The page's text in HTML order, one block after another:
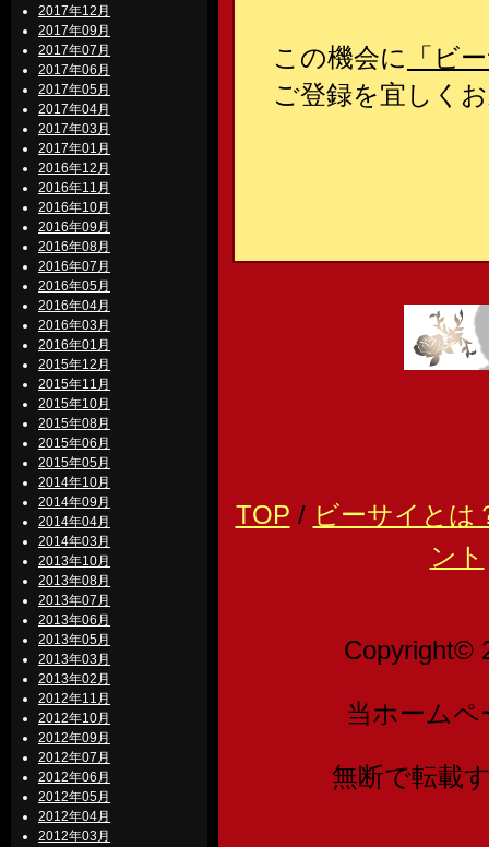
2017年12月
2017年09月
2017年07月
2017年06月
2017年05月
2017年04月
2017年03月
2017年01月
2016年12月
2016年11月
2016年10月
2016年09月
2016年08月
2016年07月
2016年05月
2016年04月
2016年03月
2016年01月
2015年12月
2015年11月
2015年10月
2015年08月
2015年06月
2015年05月
2014年10月
2014年09月
2014年04月
2014年03月
2013年10月
2013年08月
2013年07月
2013年06月
2013年05月
2013年03月
2013年02月
2012年11月
2012年10月
2012年09月
2012年07月
2012年06月
2012年05月
2012年04月
2012年03月
この機会に
「ビ
ご登録を宜しく
TOP / ビーサイとは
ント
Copyright©
当ホーム
無断で転載